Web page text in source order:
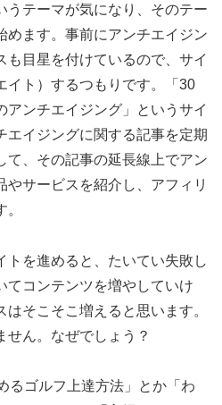
うテーマが気になり、そのテー
めます。事前にアンチエイジン
も目星を付けているので、サイ
イト）するつもりです。「30
アンチエイジング」というサイ
エイジングに関する記事を定期
て、その記事の延長線上でアン
やサービスを紹介し、アフィリ
トを進めると、たいてい失敗し
てコンテンツを増やしていけ
そこそこ増えると思います。
せん。なぜでしょう？
るゴルフ上達方法」とか「わ